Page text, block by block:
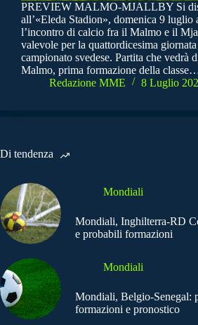
PREVIEW MALMO-MJALLBY Si
all’«Eleda Stadion», domenica 9 luglio
l’incontro di calcio fra il Malmo e il
valevole per la quattordicesima
campionato svedese. Partita che vedrà
Malmo, prima formazione della
Redazione MME
8 Luglio
Di tendenza
Mondiali
Mondiali, Inghilterra-RD
e probabili formazioni
Mondiali
Mondiali, Belgio-Senegal:
formazioni e pronostico